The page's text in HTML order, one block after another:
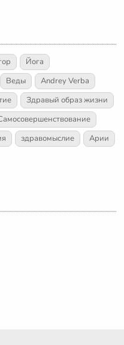
Йога
Веды
Andrey Verba
Здравый образ жизни
здравомыслие
Арии